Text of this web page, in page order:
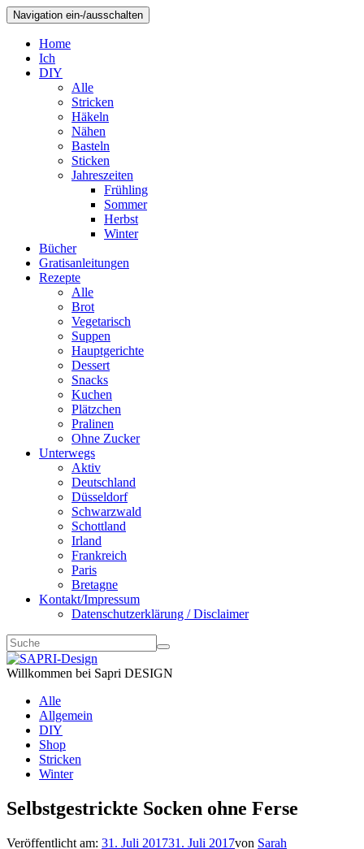
Navigation ein-/ausschalten
Home
Ich
DIY
Alle
Stricken
Häkeln
Nähen
Basteln
Sticken
Jahreszeiten
Frühling
Sommer
Herbst
Winter
Bücher
Gratisanleitungen
Rezepte
Alle
Brot
Vegetarisch
Suppen
Hauptgerichte
Dessert
Snacks
Kuchen
Plätzchen
Pralinen
Ohne Zucker
Unterwegs
Aktiv
Deutschland
Düsseldorf
Schwarzwald
Schottland
Irland
Frankreich
Paris
Bretagne
Kontakt/Impressum
Datenschutzerklärung / Disclaimer
Willkommen bei Sapri DESIGN
Alle
Allgemein
DIY
Shop
Stricken
Winter
Selbstgestrickte Socken ohne Ferse
Veröffentlicht am: 31. Juli 201731. Juli 2017von Sarah